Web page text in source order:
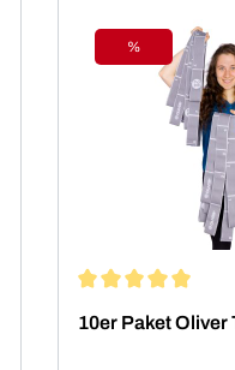
Rabatt
%
10er Paket Oliver